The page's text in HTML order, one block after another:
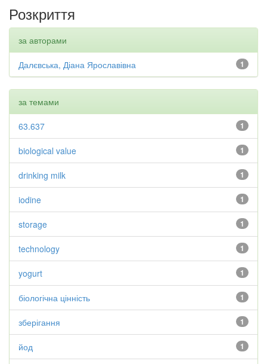
Розкриття
за авторами
1
Далєвська, Діана Ярославівна
за темами
1
63.637
1
biological value
1
drinking milk
1
iodine
1
storage
1
technology
1
yogurt
1
біологічна цінність
1
зберігання
1
йод